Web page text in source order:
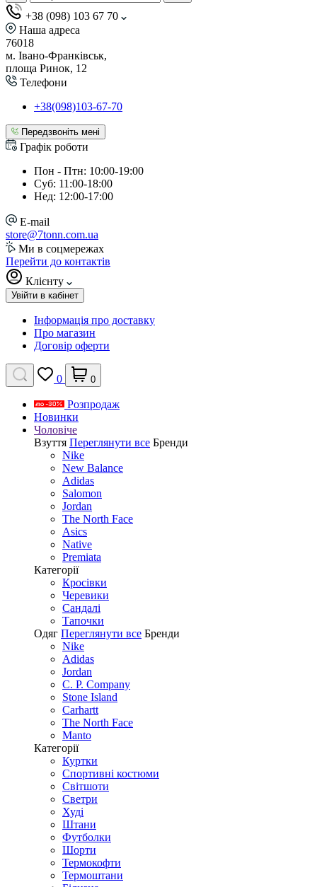
+38 (098) 103 67 70
Наша адреса
76018
м. Івано-Франківськ,
площа Ринок, 12
Телефони
+38(098)103-67-70
Передзвоніть мені
Графік роботи
Пон - Птн: 10:00-19:00
Суб: 11:00-18:00
Нед: 12:00-17:00
E-mail
store@7tonn.com.ua
Ми в соцмережах
Перейти до контактів
Клієнту
Увійти в кабінет
Інформація про доставку
Про магазин
Договір оферти
0 0
Розпродаж
Новинки
Чоловіче
Взуття Переглянути все Бренди
Nike
New Balance
Adidas
Salomon
Jordan
The North Face
Asics
Native
Premiata
Категорії
Кросівки
Черевики
Сандалі
Tапочки
Одяг Переглянути все Бренди
Nike
Adidas
Jordan
C. P. Company
Stone Island
Carhartt
The North Face
Manto
Категорії
Куртки
Спортивні костюми
Світшоти
Светри
Худі
Штани
Футболки
Шорти
Термокофти
Термоштани